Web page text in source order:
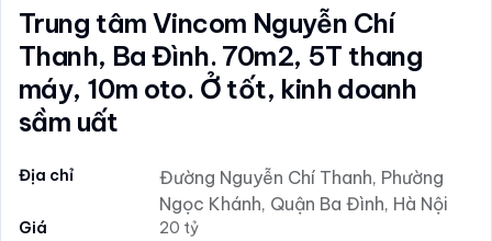
Trung tâm Vincom Nguyễn Chí
Thanh, Ba Đình. 70m2, 5T thang
máy, 10m oto. Ở tốt, kinh doanh
sầm uất
Địa chỉ
Đường Nguyễn Chí Thanh, Phường
Ngọc Khánh, Quận Ba Đình, Hà Nội
Giá
20 tỷ